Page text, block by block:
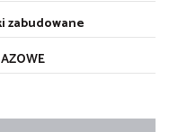
zabudowane